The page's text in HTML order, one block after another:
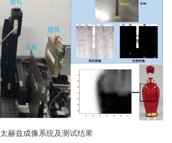
太赫兹成像系统及测试结果